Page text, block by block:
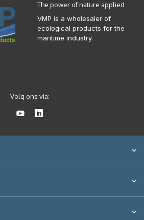
The power of nature applied
VMP is a wholesaler of
ecological products for the
maritime industry.
Volg ons via: